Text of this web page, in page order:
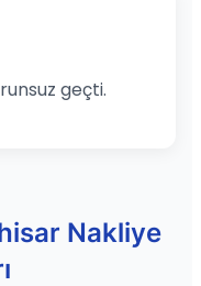
geçti.
Nakliye